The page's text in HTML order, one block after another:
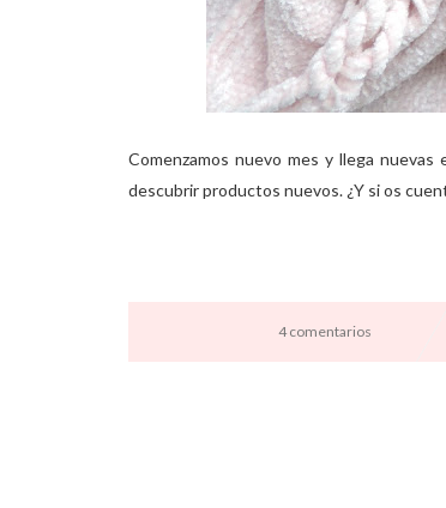
Comenzamos nuevo mes y llega
descubrir productos nuevos. ¿Y si os
4 comentarios